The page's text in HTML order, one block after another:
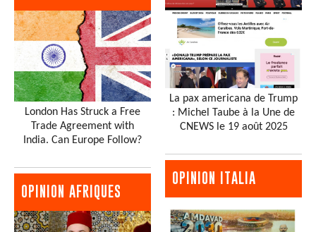
London Has Struck a Free
Trade Agreement with
India. Can Europe Follow?
OPINION AFRIQUES
La pax americana de Trump
: Michel Taube à la Une de
CNEWS le 19 août 2025
OPINION ITALIA